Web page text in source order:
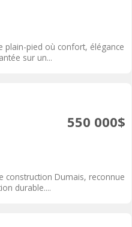
plain-pied où confort, élégance
sur un...
550 000$
construction Dumais, reconnue
durable....